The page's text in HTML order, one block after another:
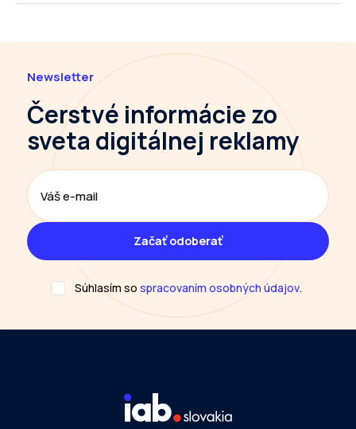
Newsletter
Čerstvé informáciezo
sveta digitálnej reklamy
Súhlasím sospracovaním osobných údajov.